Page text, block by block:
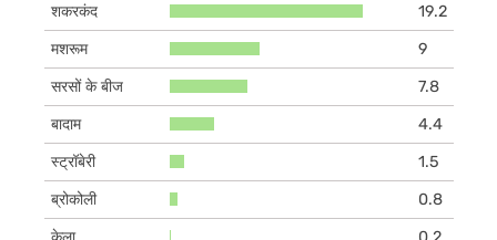
शकरकंद
19.2
मशरूम
9
सरसों के बीज
7.8
बादाम
4.4
स्ट्रॉबेरी
1.5
ब्रोकोली
0.8